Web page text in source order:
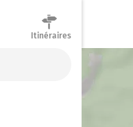
Itinéraires